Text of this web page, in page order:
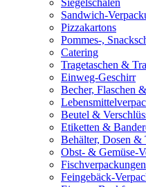
Siegelschalen
Sandwich-
Pizzakartons
Pommes-,
Catering
Tragetaschen &
Einweg-Geschirr
Becher, Flaschen
Beutel &
Etiketten &
Behälter, Dosen &
Obst- & Gemüse-
Fischverpackungen
Feingebäck-